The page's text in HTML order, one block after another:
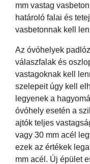
mm vastag
határoló falai és
vasbetonnak kell
Az óvóhelyek
válaszfalak és
vastagoknak kell
szelepeit úgy kell
legyenek a
óvóhely esetén a
ajtók teljes
vagy 30 mm acél
ezek az értékek
mm acél. Új épület